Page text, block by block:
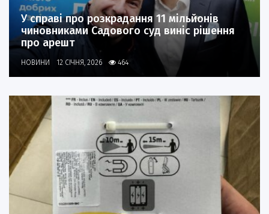
У справі про розкрадання 11 мільйонів
чиновниками Садового суд виніс рішення
про арешт
НОВИНИ 12 СІЧНЯ, 2026 464